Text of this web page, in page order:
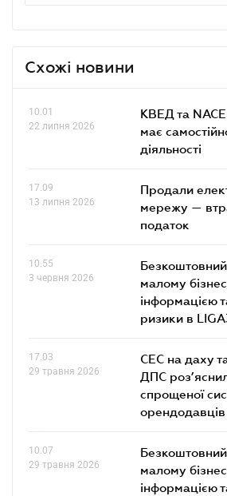
Схожі новини
10.01
22 липня 2026
КВЕД та NACE
має
діяльності
17.09
13 липня 2026
Продали
мережу —
податок
10.55
3 червня 2026
малому
інформацією
ризики в
17.03
29 травня 2026
СЕС на даху
ДПС
спрощеної
орендодавців
10.07
29 травня 2026
малому
інформацією